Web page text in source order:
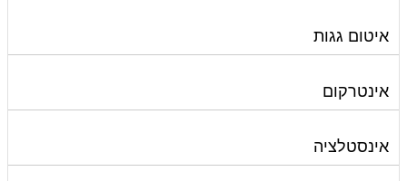
איטום גגות
אינטרקום
אינסטלציה